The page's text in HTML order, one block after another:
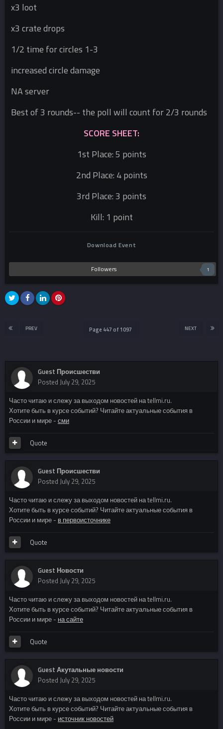
x3 loot
x3 crate drops
1/2 time for circles 1-3
increased circle damage
NA server
Best of 3 rounds-- the poll will count for 2/3 rounds
SCORE SHEET:
1st Place: 5 points
2nd Place: 4 points
3rd Place: 3 points
Kill: 1 point
Download Event
Followers 1
PREV NEXT
Page 447 of 1097
Guest Происшестви
Posted July 29, 2025
Часто читаю и слежу за выходом новостей на tellmi.ru.
Хотите быть в курсе событий? Читайте актуальные события в
России и мире - сми
Quote
Guest Происшестви
Posted July 29, 2025
Часто читаю и слежу за выходом новостей на tellmi.ru.
Хотите быть в курсе событий? Читайте актуальные события в
России и мире - в первоисточнике
Quote
Guest Новости
Posted July 29, 2025
Часто читаю и слежу за выходом новостей на tellmi.ru.
Хотите быть в курсе событий? Читайте актуальные события в
России и мире - на сайте
Quote
Guest Акутальные новости
Posted July 29, 2025
Часто читаю и слежу за выходом новостей на tellmi.ru.
Хотите быть в курсе событий? Читайте актуальные события в
России и мире - источник новостей